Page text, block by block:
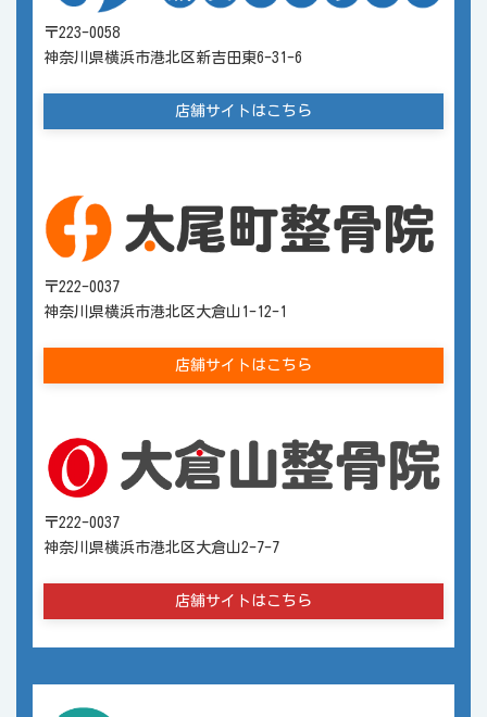
〒223-0058
神奈川県横浜市港北区新吉田東6-31-6
店舗サイトはこちら
〒222-0037
神奈川県横浜市港北区大倉山1-12-1
店舗サイトはこちら
〒222-0037
神奈川県横浜市港北区大倉山2-7-7
店舗サイトはこちら